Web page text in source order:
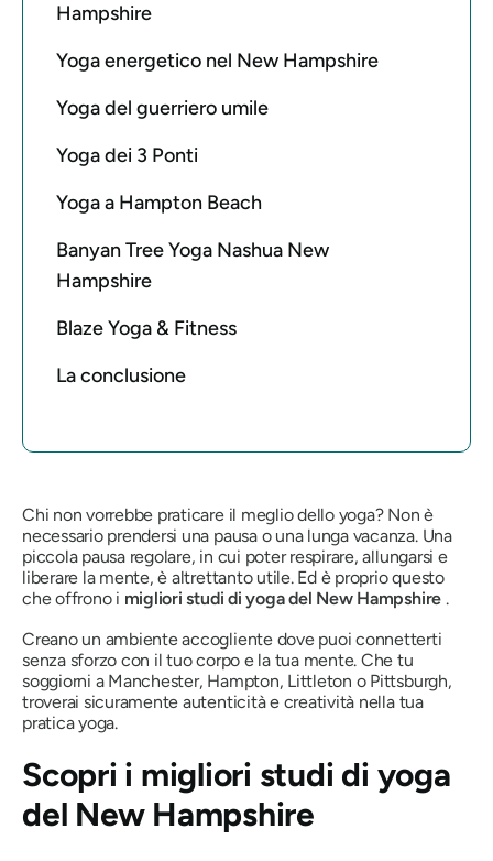
Hampshire
Yoga energetico nel New Hampshire
Yoga del guerriero umile
Yoga dei 3 Ponti
Yoga a Hampton Beach
Banyan Tree Yoga Nashua New
Hampshire
Blaze Yoga & Fitness
La conclusione
Chi non vorrebbe praticare il meglio dello yoga? Non è
necessario prendersi una pausa o una lunga vacanza. Una
piccola pausa regolare, in cui poter respirare, allungarsi e
liberare la mente, è altrettanto utile. Ed è proprio questo
che offrono i migliori studi di yoga del New Hampshire .
Creano un ambiente accogliente dove puoi connetterti
senza sforzo con il tuo corpo e la tua mente. Che tu
soggiorni a Manchester, Hampton, Littleton o Pittsburgh,
troverai sicuramente autenticità e creatività nella tua
pratica yoga.
Scopri i migliori studi di yoga
del New Hampshire